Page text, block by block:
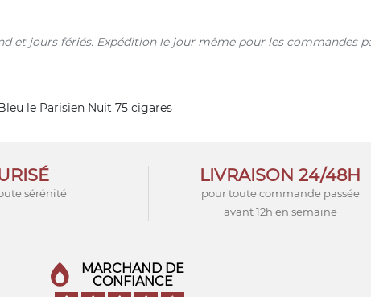
et jours fériés. Expédition le jour même pour les commandes
le Parisien Nuit 75 cigares
sérénité
LIVRAISON 24/48H
pour toute commande passée
avant 12h en semaine
MARCHAND DE
CONFIANCE